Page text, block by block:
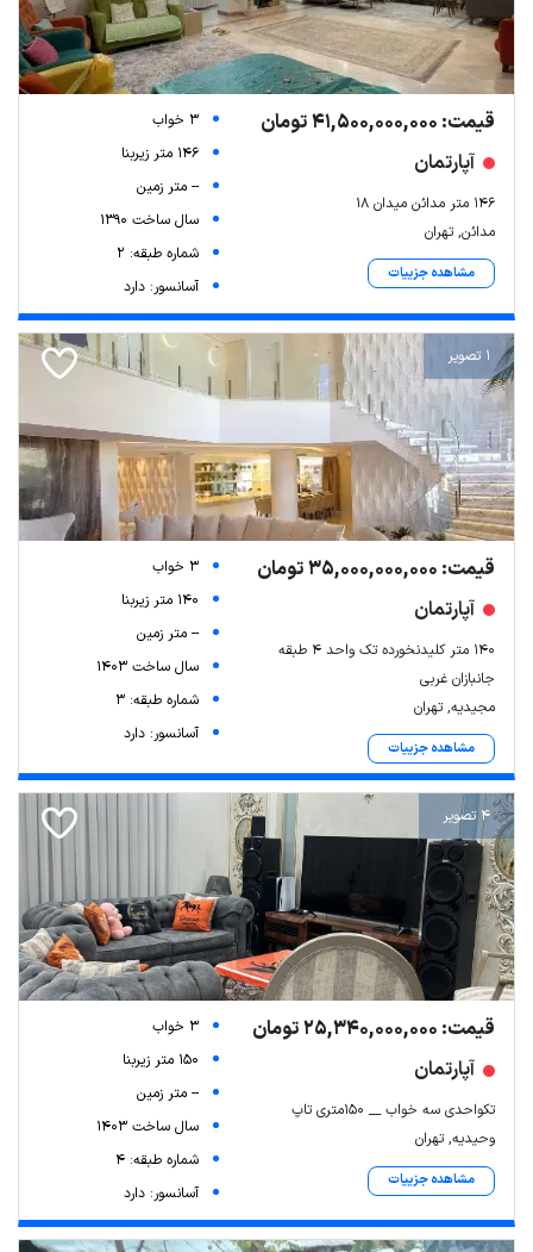
قیمت: 41,500,000,000 تومان
آپارتمان
146 متر مدائن میدان ۱۸
مدائن, تهران
مشاهده جزییات
3 خواب
146 متر زیربنا
-- متر زمین
سال ساخت 1390
شماره طبقه: 2
آسانسور: دارد
1 تصویر
قیمت: 35,000,000,000 تومان
آپارتمان
۱۴۰ متر کلیدنخورده تک واحد ۴ طبقه
جانبازان غربی
مجیدیه, تهران
مشاهده جزییات
3 خواب
140 متر زیربنا
-- متر زمین
سال ساخت 1403
شماره طبقه: 3
آسانسور: دارد
4 تصویر
قیمت: 25,340,000,000 تومان
آپارتمان
تکواحدی سه خواب __ ۱۵۰متری تاپ
وحیدیه, تهران
مشاهده جزییات
3 خواب
150 متر زیربنا
-- متر زمین
سال ساخت 1403
شماره طبقه: 4
آسانسور: دارد